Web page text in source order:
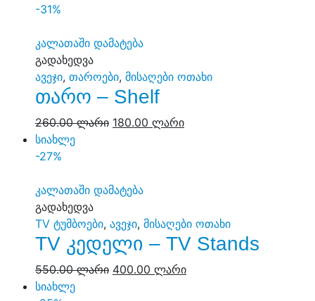
-31%
კალათაში დამატება
გადახედვა
ავეჯი, თაროები, მისაღები ოთახი
თარო – Shelf
260.00ლარი 180.00 ლარი
სიახლე
-27%
კალათაში დამატება
გადახედვა
TV ტუმბოები, ავეჯი, მისაღები ოთახი
TV კედელი – TV Stands
550.00ლარი 400.00 ლარი
სიახლე